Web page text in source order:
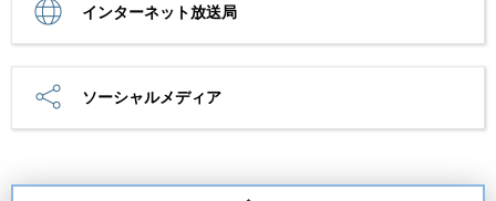
インターネット放送局
ソーシャルメディア